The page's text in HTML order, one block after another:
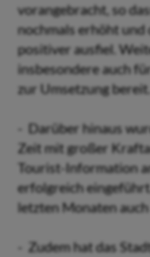
vorangebracht, so
nochmals erhöht und
positiver ausfiel.
insbesondere auch
zur Umsetzung bereit.
- Darüber hinaus
Zeit mit großer
Tourist-Information
erfolgreich
letzten Monaten
- Zudem hat das